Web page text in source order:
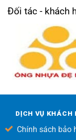
Đối tác - khách
DỊCH VỤ KHÁCH
Chính sách bảo